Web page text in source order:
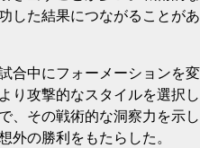
した結果につながることがあ
合中にフォーメーションを変
り攻撃的なスタイルを選択し
、その戦術的な洞察力を示し
外の勝利をもたらした。